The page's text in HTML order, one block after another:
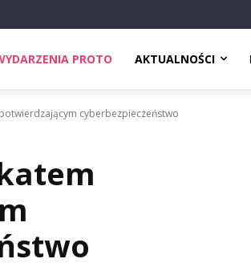
PROTO AKTUALNOŚCI
cyberbezpieczeństwo